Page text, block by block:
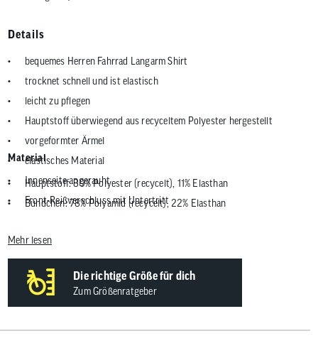
Details
bequemes Herren Fahrrad Langarm Shirt
trocknet schnell und ist elastisch
leicht zu pflegen
Hauptstoff überwiegend aus recyceltem Polyester hergestellt
vorgeformter Ärmel
elastisches Material
Innenseite angerauht
Front-Reißverschluss mit Untertritt
ideal für Fahrradtour, Radreise, Cross Country, All Mountain, Enduro
Jahreszeit: Winter, Frühjahr / Herbst
ca. 320 g
Material
Hauptstoff: 89% Polyester (recycelt), 11% Elasthan
Bündchen: 78% Polyamid (recycelt), 22% Elasthan
Mehr lesen
Die richtige Größe für dich
Zum Größenratgeber